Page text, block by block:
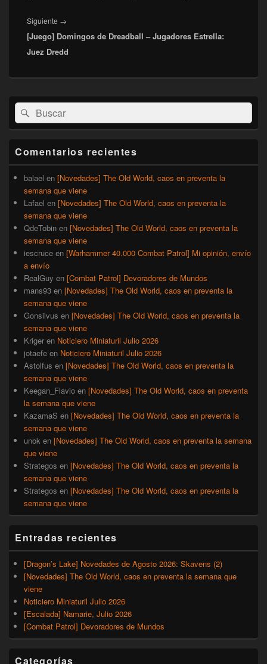
Siguiente →
siguiente:
[Juego] Domingos de Dreadball – Jugadores Estrella:
Juez Dredd
El
área
de
lateral
primaria
Buscar
por:
Buscar
Comentarios recientes
balael en [Novedades] The Old World, caos en preventa la
semana que viene
Lafael en [Novedades] The Old World, caos en preventa la
semana que viene
QdeTobin en [Novedades] The Old World, caos en preventa la
semana que viene
iescruce en [Warhammer 40.000 Combat Patrol] Mi opinión, envío
a envío
RealGuy en [Combat Patrol] Devoradores de Mundos
mans93 en [Novedades] The Old World, caos en preventa la
semana que viene
Gonsilvus en [Novedades] The Old World, caos en preventa la
semana que viene
Kriger en Noticiero Miniaturil Julio 2026
jotaefe en Noticiero Miniaturil Julio 2026
Astolfus en [Novedades] The Old World, caos en preventa la
semana que viene
Keegan_Flavio en [Novedades] The Old World, caos en preventa
la semana que viene
KazamaS en [Novedades] The Old World, caos en preventa la
semana que viene
unok en [Novedades] The Old World, caos en preventa la semana
que viene
Strategos en [Novedades] The Old World, caos en preventa la
semana que viene
Strategos en [Novedades] The Old World, caos en preventa la
semana que viene
Entradas recientes
[Dragon’s Lake] Novedades de Agosto 2026: Skavens (2)
[Novedades] The Old World, caos en preventa la semana que
viene
Noticiero Miniaturil Julio 2026
[Escalada] Namarie, Julio 2026
[Combat Patrol] Devoradores de Mundos
Categorías